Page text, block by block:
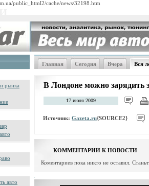
public_html2/cache/news/32198.htm
рынка
авто
Главная Сегодня Вчера Вся
В Лондоне можно зарядить
17 июля 2009
Источник: Gazeta.ru{SOURCE2}
КОММЕНТАРИИ К НОВОСТИ
Коментариев пока никто не оставил.